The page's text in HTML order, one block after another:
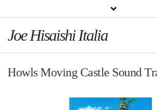
Joe Hisaishi Italia
Howls Moving Castle Sound